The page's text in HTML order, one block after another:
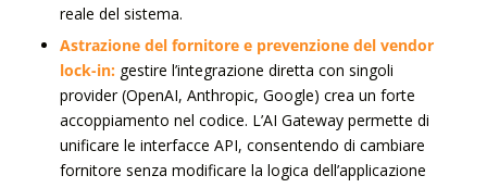
reale del sistema.
Astrazione del fornitore e prevenzione del vendor
lock-in:gestire l’integrazione diretta con singoli
provider (OpenAI, Anthropic, Google) crea un forte
accoppiamento nel codice. L’AI Gateway permette di
unificare le interfacce API, consentendo di cambiare
fornitore senza modificare la logica dell’applicazione